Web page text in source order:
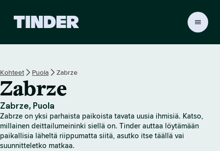
l
o
i
Kohteet Puola Zabrze
Zabrze
Zabrze, Puola
Zabrze on yksi parhaista paikoista tavata uusia ihmisiä. Katso,
millainen deittailumeininki siellä on. Tinder auttaa löytämään
paikallisia läheltä riippumatta siitä, asutko itse täällä vai
suunnitteletko matkaa.